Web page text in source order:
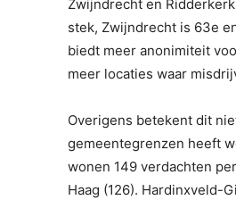
Zwijndrecht en
stek, Zwijndrecht is 63e
biedt meer anonimiteit
meer locaties waar
Overigens betekent dit
gemeentegrenzen heeft
wonen 149 verdachten
Haag (126). Hardinxveld-